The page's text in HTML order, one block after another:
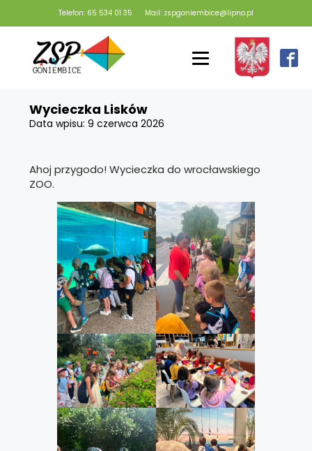
Telefon: 65 534 01 35 Mail: zspgoniembice@lipno.pl
Wycieczka Lisków
Data wpisu:9 czerwca 2026
Ahoj przygodo! Wycieczka do wrocławskiego
ZOO.